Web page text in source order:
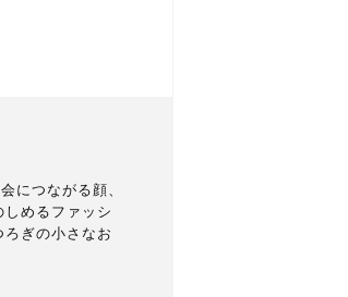
につながる顔、
めるファッシ
ぎの小さなお